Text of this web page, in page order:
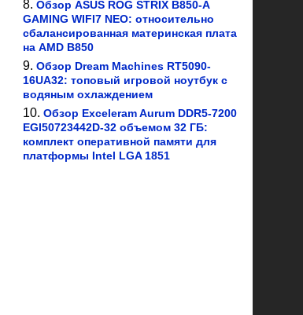
Обзор ASUS ROG STRIX B850-A
GAMING WIFI7 NEO: относительно
сбалансированная материнская плата
на AMD B850
Обзор Dream Machines RT5090-
16UA32: топовый игровой ноутбук с
водяным охлаждением
Обзор Exceleram Aurum DDR5-7200
EGI50723442D-32 объемом 32 ГБ:
комплект оперативной памяти для
платформы Intel LGA 1851